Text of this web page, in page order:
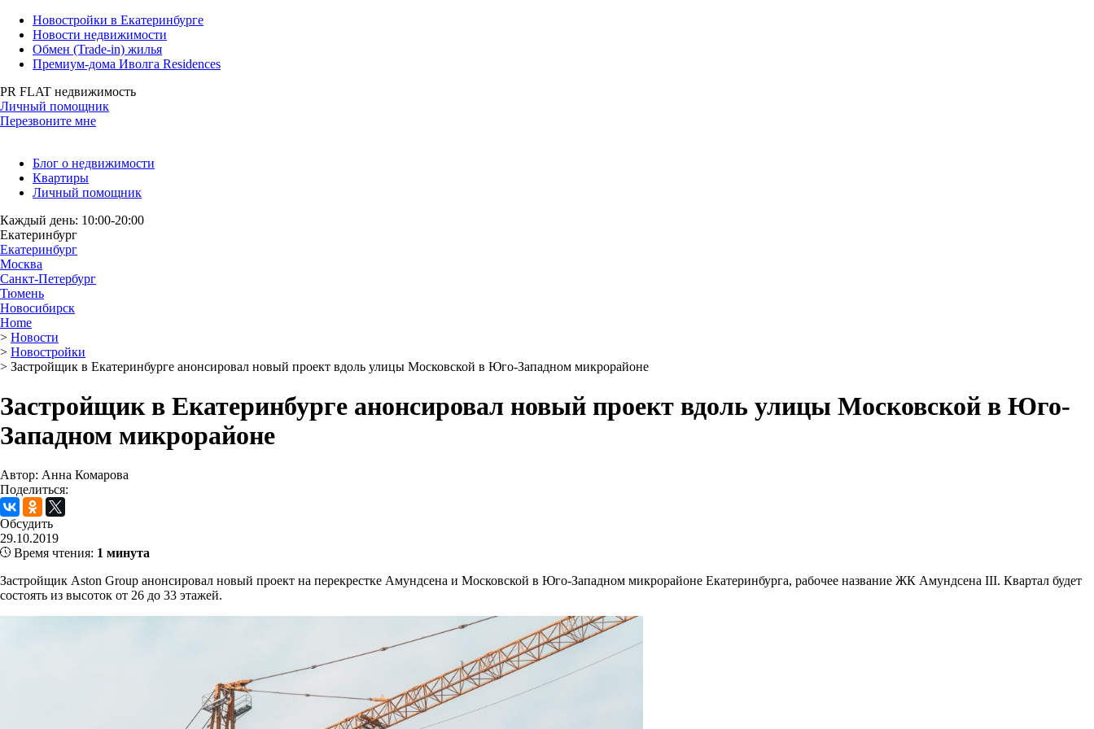
Новостройки в Екатеринбурге
Новости недвижимости
Обмен (Trade-in) жилья
Премиум-дома Иволга Residences
PR FLAT недвижимость
Личный помощник
Перезвоните мне
Блог о недвижимости
Квартиры
Личный помощник
Каждый день: 10:00-20:00
Екатеринбург
Екатеринбург
Москва
Санкт-Петербург
Тюмень
Новосибирск
Home
> Новости
> Новостройки
> Застройщик в Екатеринбурге анонсировал новый проект вдоль улицы Московской в Юго-Западном микрорайоне
Застройщик в Екатеринбурге анонсировал новый проект вдоль улицы Московской в Юго-
Западном микрорайоне
Автор: Анна Комарова
Поделиться:
Обсудить
29.10.2019
Время чтения: 1 минута
Застройщик Aston Group анонсировал новый проект на перекрестке Амундсена и Московской в Юго-Западном микрорайоне Екатеринбурга, рабочее название ЖК Амундсена III. Квартал будет
состоять из высоток от 26 до 33 этажей.